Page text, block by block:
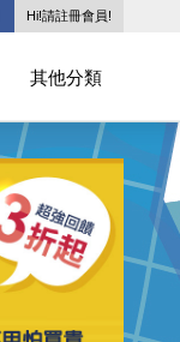
Hi!請註冊會員!
其他分類